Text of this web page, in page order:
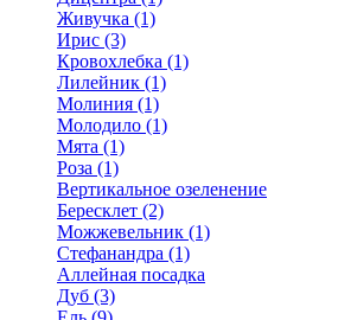
Живучка (1)
Ирис (3)
Кровохлебка (1)
Лилейник (1)
Молиния (1)
Молодило (1)
Мята (1)
Роза (1)
Вертикальное озеленение
Бересклет (2)
Можжевельник (1)
Стефанандра (1)
Аллейная посадка
Дуб (3)